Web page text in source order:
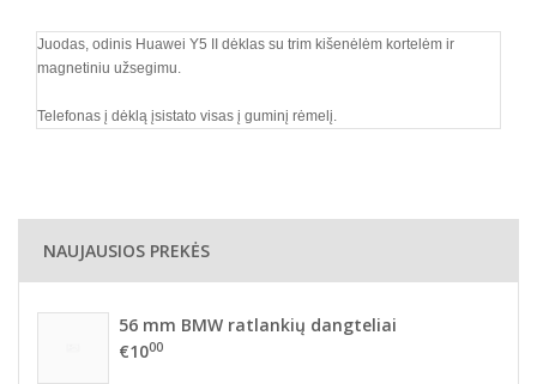
Juodas, odinis Huawei Y5 II
dėklas su trim kišenėlėm kortelėm ir
magnetiniu užsegimu.
Telefonas į dėklą įsistato visas į guminį rėmelį.
NAUJAUSIOS PREKĖS
56 mm BMW ratlankių dangteliai
€1000